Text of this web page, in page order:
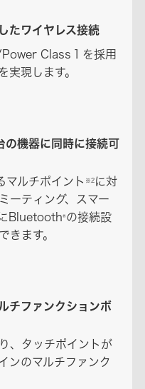
たワイヤレス接続
Class１を採用
実現します。
の機器に同時に接続可
マルチポイント ※2 に対
ーティング、スマー
にBluetooth®の接続設
きます。
チファンクションボ
、タッチポイントが
ンのマルチファンク